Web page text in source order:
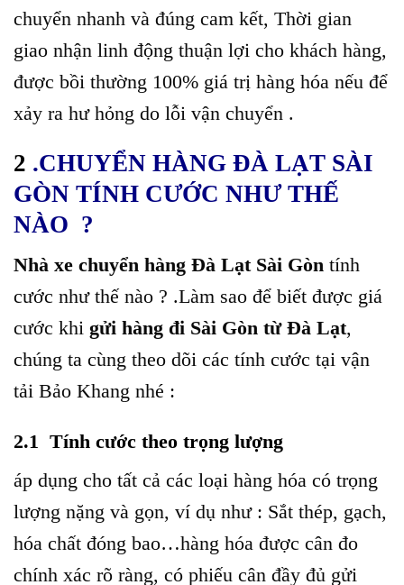
chuyển nhanh và đúng cam kết, Thời gian
giao nhận linh động thuận lợi cho khách hàng,
được bồi thường 100% giá trị hàng hóa nếu để
xảy ra hư hỏng do lỗi vận chuyển .
2 .CHUYỂN HÀNG ĐÀ LẠT SÀI
GÒN TÍNH CƯỚC NHƯ THẾ
NÀO ?
Nhà xe chuyển hàng Đà Lạt Sài Gòn tính
cước như thế nào ? .Làm sao để biết được giá
cước khi gửi hàng đi Sài Gòn từ Đà Lạt,
chúng ta cùng theo dõi các tính cước tại vận
tải Bảo Khang nhé :
2.1 Tính cước theo trọng lượng
áp dụng cho tất cả các loại hàng hóa có trọng
lượng nặng và gọn, ví dụ như : Sắt thép, gạch,
hóa chất đóng bao…hàng hóa được cân đo
chính xác rõ ràng, có phiếu cân đầy đủ gửi